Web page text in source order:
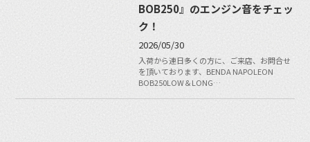
BOB250』のエンジン音をチェッ
ク！
2026/05/30
入荷から連日多くの方に、ご来店、お問合せ
を頂いております、BENDA NAPOLEON
BOB250LOW＆LONG…